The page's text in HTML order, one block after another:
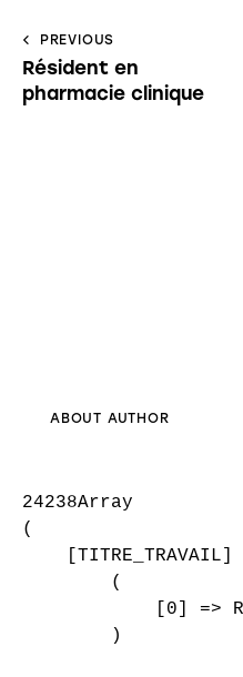
PREVIOUS
Résident en
pharmacie clinique
ABOUT AUTHOR
24238Array
(
[TITRE_TRAVAIL]
        (
[0] =>
        )